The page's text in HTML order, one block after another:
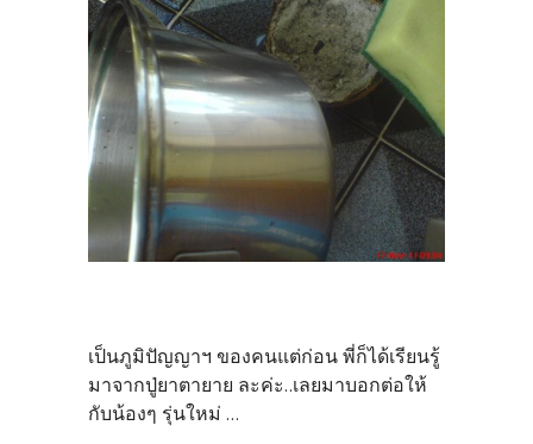
เป็นภูมิปัญญาฯ ของคนแต่ก่อน พี่ก็ได้เรียนรู้
มาจากปู่ยาตายาย ละค่ะ..เลยมาบอกต่อให้
กับน้องๆ รุ่นใหม่ ...